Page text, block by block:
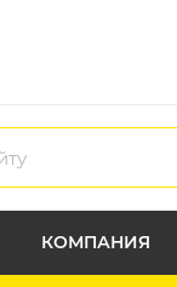
КОМПАНИЯ